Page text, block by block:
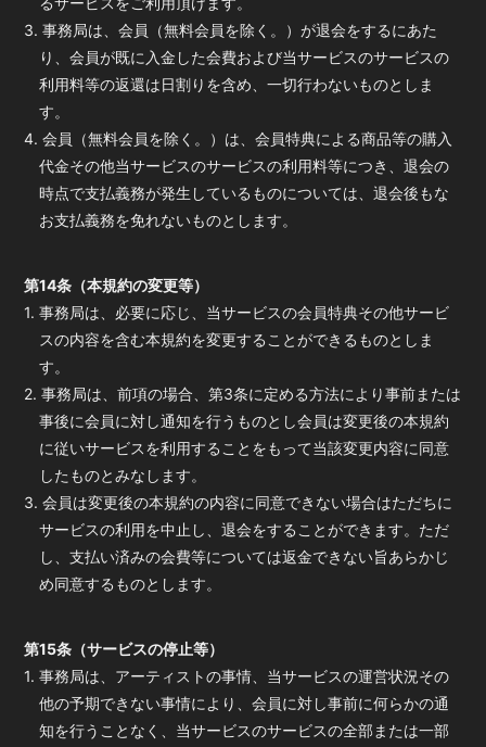
3. 事務局は、会員（無料会員を除く。）が退会をするにあた
り、会員が既に入金した会費および当サービスのサービスの
利用料等の返還は日割りを含め、一切行わないものとしま
す。
4. 会員（無料会員を除く。）は、会員特典による商品等の購入
代金その他当サービスのサービスの利用料等につき、退会の
時点で支払義務が発生しているものについては、退会後もな
お支払義務を免れないものとします。
第14条（本規約の変更等）
1. 事務局は、必要に応じ、当サービスの会員特典その他サービ
スの内容を含む本規約を変更することができるものとしま
す。
2. 事務局は、前項の場合、第3条に定める方法により事前または
事後に会員に対し通知を行うものとし会員は変更後の本規約
に従いサービスを利用することをもって当該変更内容に同意
したものとみなします。
3. 会員は変更後の本規約の内容に同意できない場合はただちに
サービスの利用を中止し、退会をすることができます。ただ
し、支払い済みの会費等については返金できない旨あらかじ
め同意するものとします。
第15条（サービスの停止等）
1. 事務局は、アーティストの事情、当サービスの運営状況その
他の予期できない事情により、会員に対し事前に何らかの通
知を行うことなく、当サービスのサービスの全部または一部